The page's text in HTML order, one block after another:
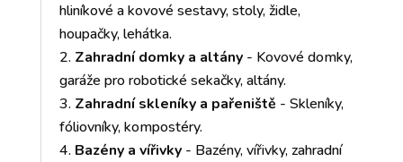
hliníkové a kovové sestavy, stoly, židle,
houpačky, lehátka.
Zahradní domky a altány- Kovové domky,
garáže pro robotické sekačky, altány.
Zahradní skleníky a pařeniště - Skleníky,
fóliovníky, kompostéry.
Bazény a vířivky- Bazény, vířivky, zahradní